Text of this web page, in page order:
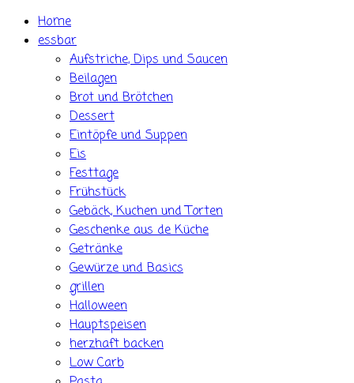
Skip Home
essbar
Aufstriche, Dips und Saucen
Beilagen
Brot und Brötchen
Dessert
Eintöpfe und Suppen
Eis
Festtage
Frühstück
Gebäck, Kuchen und Torten
Geschenke aus de Küche
Getränke
Gewürze und Basics
grillen
Halloween
Hauptspeisen
herzhaft backen
Low Carb